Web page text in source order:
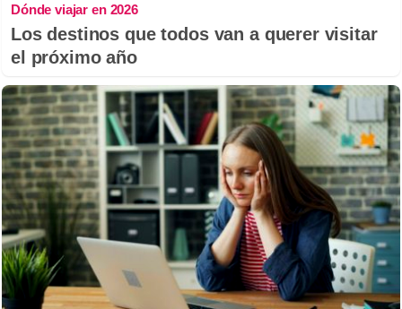
Dónde viajar en 2026
Los destinos que todos van a querer visitar
el próximo año